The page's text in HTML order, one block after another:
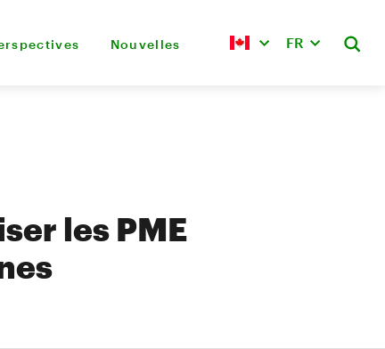
Nouvelles FR
les PME